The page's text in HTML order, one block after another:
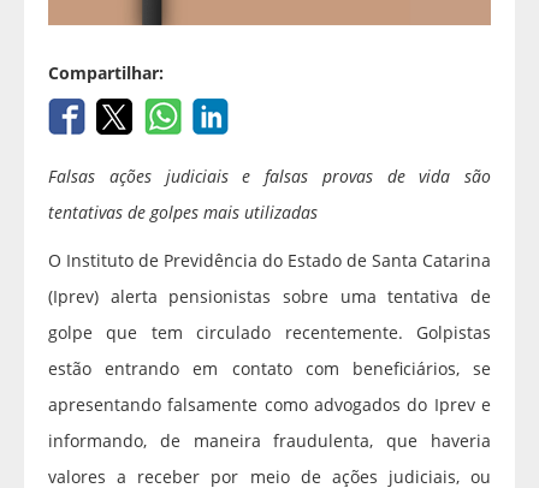
Compartilhar:
Falsas ações judiciais e falsas provas de vida são
tentativas de golpes mais utilizadas
O Instituto de Previdência do Estado de Santa Catarina
(Iprev) alerta pensionistas sobre uma tentativa de
golpe que tem circulado recentemente. Golpistas
estão entrando em contato com beneficiários, se
apresentando falsamente como advogados do Iprev e
informando, de maneira fraudulenta, que haveria
valores a receber por meio de ações judiciais, ou